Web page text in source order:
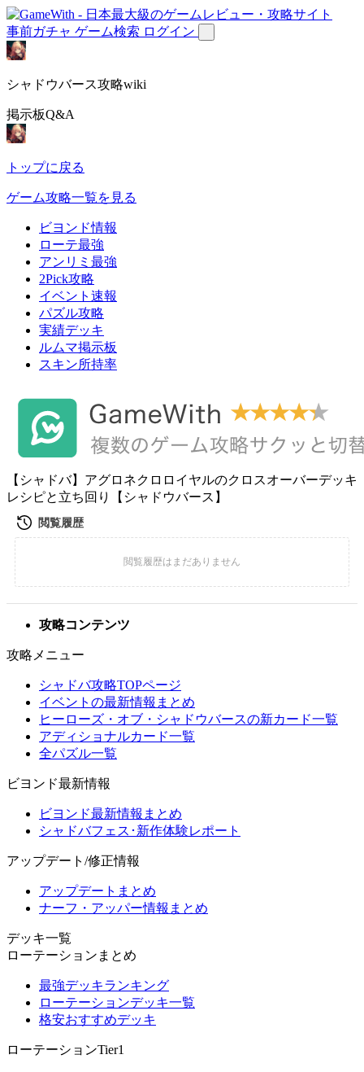
事前ガチャ ゲーム検索 ログイン
シャドウバース攻略wiki
掲示板Q&A
トップに戻る
ゲーム攻略一覧を見る
ビヨンド情報
ローテ最強
アンリミ最強
2Pick攻略
イベント速報
パズル攻略
実績デッキ
ルムマ掲示板
スキン所持率
【シャドバ】アグロネクロロイヤルのクロスオーバーデッキ
レシピと立ち回り【シャドウバース】
攻略コンテンツ
攻略メニュー
シャドバ攻略TOPページ
イベントの最新情報まとめ
ヒーローズ・オブ・シャドウバースの新カード一覧
アディショナルカード一覧
全パズル一覧
ビヨンド最新情報
ビヨンド最新情報まとめ
シャドバフェス･新作体験レポート
アップデート/修正情報
アップデートまとめ
ナーフ・アッパー情報まとめ
デッキ一覧
ローテーションまとめ
最強デッキランキング
ローテーションデッキ一覧
格安おすすめデッキ
ローテーションTier1